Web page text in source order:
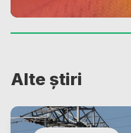
Alte știri